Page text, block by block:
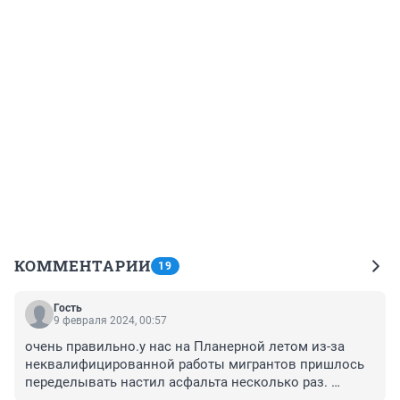
КОММЕНТАРИИ 19
Гость
9 февраля 2024, 00:57
очень правильно.у нас на Планерной летом из-за
неквалифицированной работы мигрантов пришлось
переделывать настил асфальта несколько раз.